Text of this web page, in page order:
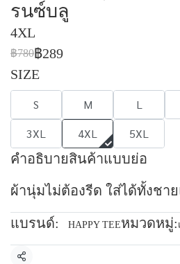
รนซ์บลู
4XL
฿780฿289
SIZE
S M L
3XL
4XL 5XL
คำอธิบายสินค้าแบบย่อ
ผ้านุ่มไม่ต้องรีด ใส่ได้ทั้งชา
แบรนด์: HAPPY TEEหมวดหมู่: